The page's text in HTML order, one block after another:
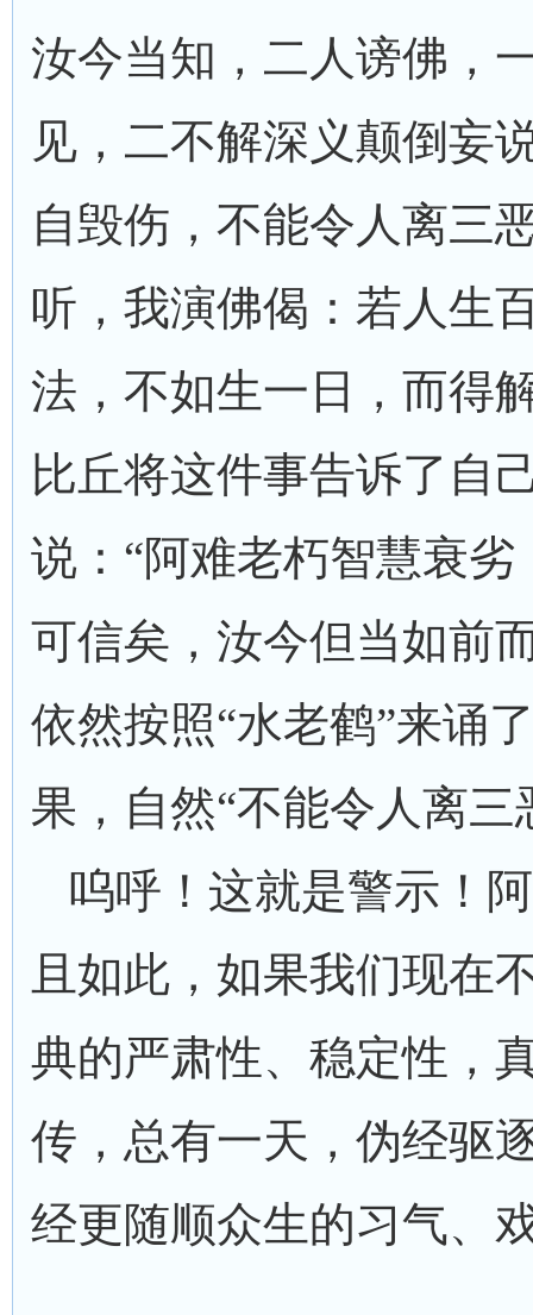
汝今当知，二人谤佛，
见，二不解深义颠倒妄
自毁伤，不能令人离三
听，我演佛偈：若人生
法，不如生一日，而得
比丘将这件事告诉了自
说：“阿难老朽智慧衰
可信矣，汝今但当如前
依然按照“水老鹤”来诵
果，自然“不能令人离三
呜呼！这就是警示！
且如此，如果我们现在
典的严肃性、稳定性，
传，总有一天，伪经驱
经更随顺众生的习气、